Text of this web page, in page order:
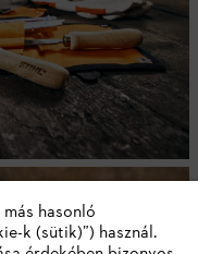
hasonló
k (sütik)”) használ.